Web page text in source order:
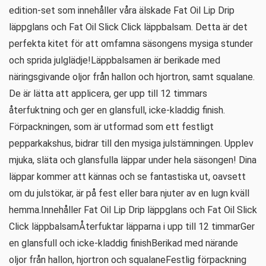
edition-set som innehåller våra älskade Fat Oil Lip Drip
läppglans och Fat Oil Slick Click läppbalsam. Detta är det
perfekta kitet för att omfamna säsongens mysiga stunder
och sprida julglädje!Läppbalsamen är berikade med
näringsgivande oljor från hallon och hjortron, samt squalane.
De är lätta att applicera, ger upp till 12 timmars
återfuktning och ger en glansfull, icke-kladdig finish.
Förpackningen, som är utformad som ett festligt
pepparkakshus, bidrar till den mysiga julstämningen. Upplev
mjuka, släta och glansfulla läppar under hela säsongen! Dina
läppar kommer att kännas och se fantastiska ut, oavsett
om du julstökar, är på fest eller bara njuter av en lugn kväll
hemma.Innehåller Fat Oil Lip Drip läppglans och Fat Oil Slick
Click läppbalsamÅterfuktar läpparna i upp till 12 timmarGer
en glansfull och icke-kladdig finishBerikad med närande
oljor från hallon, hjortron och squalaneFestlig förpackning